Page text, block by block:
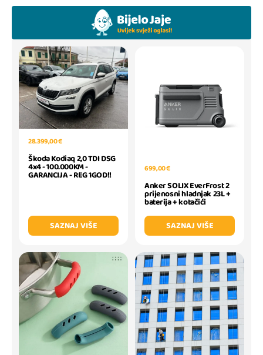
28.399,00 €
Škoda Kodiaq 2,0 TDI DSG
4x4 - 100.000KM -
GARANCIJA - REG 1GOD!!
SAZNAJ VIŠE
699,00 €
Anker SOLIX EverFrost 2
prijenosni hladnjak 23L +
baterija + kotačići
SAZNAJ VIŠE